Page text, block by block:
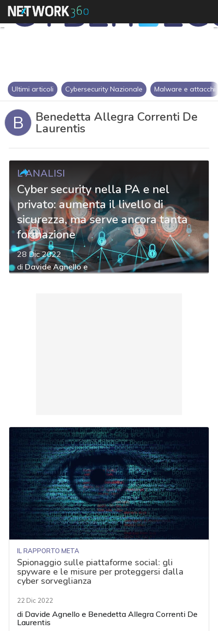
Ultimi articoli Cybersecurity Nazionale Malware e attacchi
B Benedetta Allegra Correnti De
Laurentis
L'ANALISI
Cyber security nella PA e nel
privato: aumenta il livello di
sicurezza, ma serve ancora tanta
formazione
28 Dic 2022
di Davide Agnello e
IL RAPPORTO META
Spionaggio sulle piattaforme social: gli
spyware e le misure per proteggersi dalla
cyber sorveglianza
22 Dic 2022
di Davide Agnello e Benedetta Allegra Correnti De
Laurentis